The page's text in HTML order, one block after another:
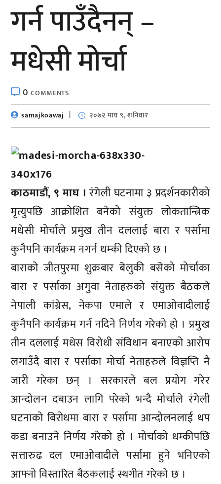
गर्न पाउँदैनन् –
मधेसी मोर्चा
0COMMENTS
samajkoawaj
२०७२ माघ ९, शनिवार
काठमाडौं, ९ माघ ।रंगेली घटनामा ३ प्रदर्शनकारीको
मृत्युपछि आक्रोशित बनेको संयुक्त लोकतान्त्रिक
मधेसी मोर्चाले प्रमुख तीन दललाई बारा र पर्सामा
कुनैपनि कार्यक्रम नगर्न धम्की दिएको छ ।
बाराको जीतपुरमा शुक्रबार बेलुकी बसेको मोर्चाका
बारा र पर्साका अगुवा नेताहरुको संयुक्त बैठकले
नेपाली कांग्रेस, नेकपा एमाले र एमाओवादीलाई
कुनैपनि कार्यक्रम गर्न नदिने निर्णय गरेको हो । प्रमुख
तीन दललाई मधेस विरोधी संविधान बनाएको आरोप
लगाउँदै बारा र पर्साका मोर्चा नेताहरुले विज्ञप्ति नै
जारी गरेका छन् । सरकारले बल प्रयोग गरेर
आन्दोलन दबाउन लागि परेको भन्दै मोर्चाले रंगेली
घटनाको बिरोधमा बारा र पर्सामा आन्दोलनलाई थप
कडा बनाउने निर्णय गरेको हो । मोर्चाको धम्कीपछि
सत्तारुढ दल एमाओवादीले पर्सामा हुने भनिएको
आफ्नो विस्तारित बैठकलाई स्थगीत गरेको छ ।